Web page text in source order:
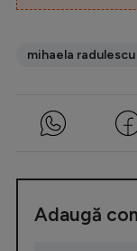
mihaela radulescu
Adaugă